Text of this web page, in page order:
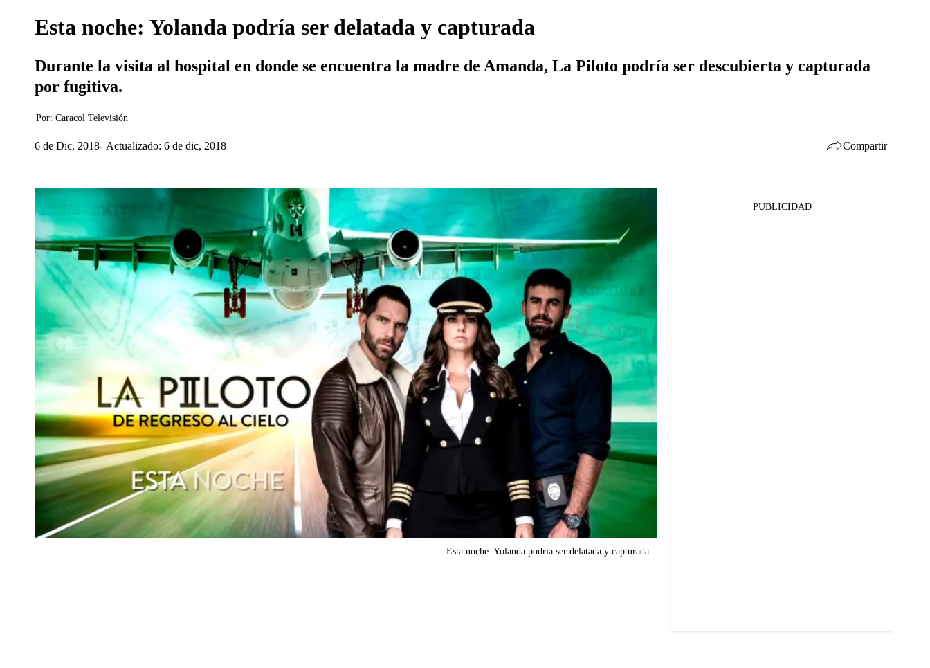
Esta noche: Yolanda podría ser delatada y capturada
Durante la visita al hospital en donde se encuentra la madre de Amanda, La Piloto podría ser descubierta y capturada
por fugitiva.
Por: Caracol Televisión
6 de Dic, 2018 Actualizado: 6 de dic, 2018 Compartir
Esta noche: Yolanda podría ser delatada y capturada
PUBLICIDAD